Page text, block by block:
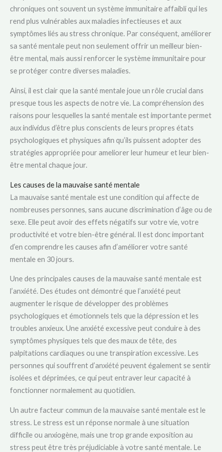
chroniques ont souvent un système immunitaire affaibli qui les
rend plus vulnérables aux maladies infectieuses et aux
symptômes liés au stress chronique. Par conséquent, améliorer
sa santé mentale peut non seulement offrir un meilleur bien-
être mental, mais aussi renforcer le système immunitaire pour
se protéger contre diverses maladies.
Ainsi, il est clair que la santé mentale joue un rôle crucial dans
presque tous les aspects de notre vie. La compréhension des
raisons pour lesquelles la santé mentale est importante permet
aux individus d’être plus conscients de leurs propres états
psychologiques et physiques afin qu’ils puissent adopter des
stratégies appropriée pour ameliorer leur humeur et leur bien-
être mental chaque jour.
Les causes de la mauvaise santé mentale
La mauvaise santé mentale est une condition qui affecte de
nombreuses personnes, sans aucune discrimination d’âge ou de
sexe. Elle peut avoir des effets négatifs sur votre vie, votre
productivité et votre bien-être général. Il est donc important
d’en comprendre les causes afin d’améliorer votre santé
mentale en 30 jours.
Une des principales causes de la mauvaise santé mentale est
l’anxiété. Des études ont démontré que l’anxiété peut
augmenter le risque de développer des problèmes
psychologiques et émotionnels tels que la dépression et les
troubles anxieux. Une anxiété excessive peut conduire à des
symptômes physiques tels que des maux de tête, des
palpitations cardiaques ou une transpiration excessive. Les
personnes qui souffrent d’anxiété peuvent également se sentir
isolées et déprimées, ce qui peut entraver leur capacité à
fonctionner normalement au quotidien.
Un autre facteur commun de la mauvaise santé mentale est le
stress. Le stress est un réponse normale à une situation
difficile ou anxiogène, mais une trop grande exposition au
stress peut être très préjudiciable à votre santé mentale. Le